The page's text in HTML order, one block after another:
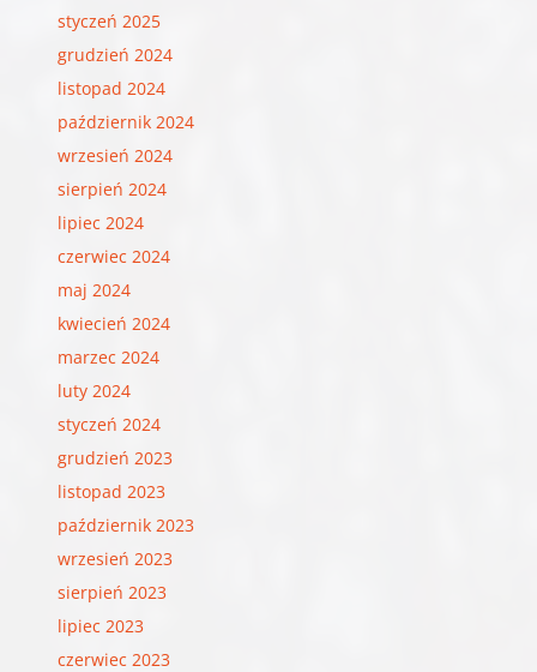
styczeń 2025
grudzień 2024
listopad 2024
październik 2024
wrzesień 2024
sierpień 2024
lipiec 2024
czerwiec 2024
maj 2024
kwiecień 2024
marzec 2024
luty 2024
styczeń 2024
grudzień 2023
listopad 2023
październik 2023
wrzesień 2023
sierpień 2023
lipiec 2023
czerwiec 2023